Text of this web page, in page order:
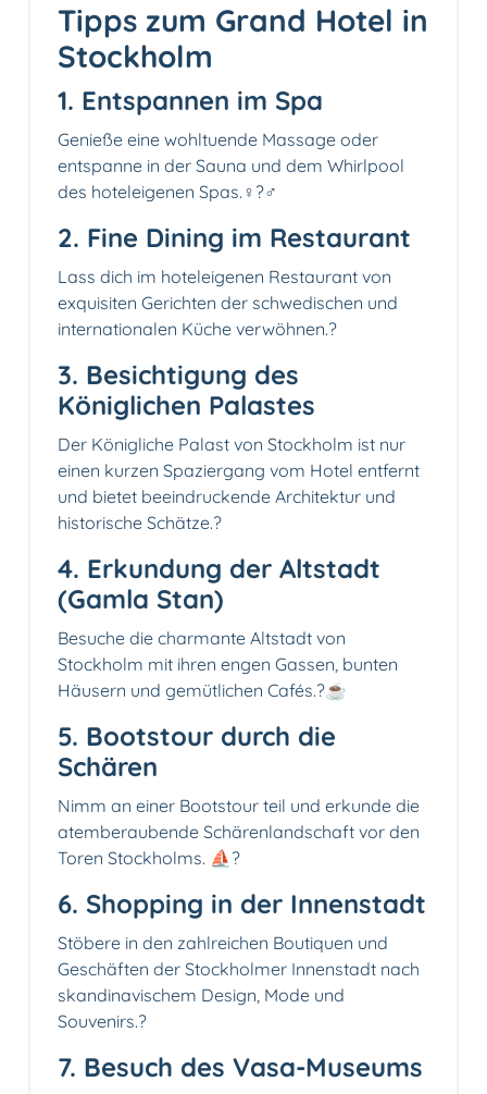
Tipps zum Grand Hotel in
Stockholm
1. Entspannen im Spa
Genieße eine wohltuende Massage oder
entspanne in der Sauna und dem Whirlpool
des hoteleigenen Spas.‍♀️?‍♂️
2. Fine Dining im Restaurant
Lass dich im hoteleigenen Restaurant von
exquisiten Gerichten der schwedischen und
internationalen Küche verwöhnen.️?
3. Besichtigung des
Königlichen Palastes
Der Königliche Palast von Stockholm ist nur
einen kurzen Spaziergang vom Hotel entfernt
und bietet beeindruckende Architektur und
historische Schätze.?
4. Erkundung der Altstadt
(Gamla Stan)
Besuche die charmante Altstadt von
Stockholm mit ihren engen Gassen, bunten
Häusern und gemütlichen Cafés.?️☕
5. Bootstour durch die
Schären
Nimm an einer Bootstour teil und erkunde die
atemberaubende Schärenlandschaft vor den
Toren Stockholms. ⛵?️
6. Shopping in der Innenstadt
Stöbere in den zahlreichen Boutiquen und
Geschäften der Stockholmer Innenstadt nach
skandinavischem Design, Mode und
Souvenirs.?️
7. Besuch des Vasa-Museums